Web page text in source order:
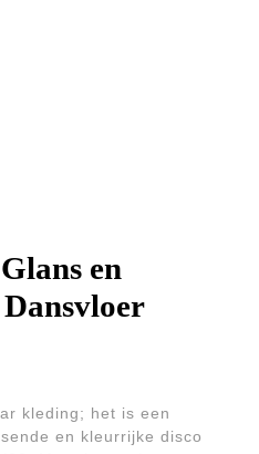
en
kleding; het is een
en kleurrijke disco